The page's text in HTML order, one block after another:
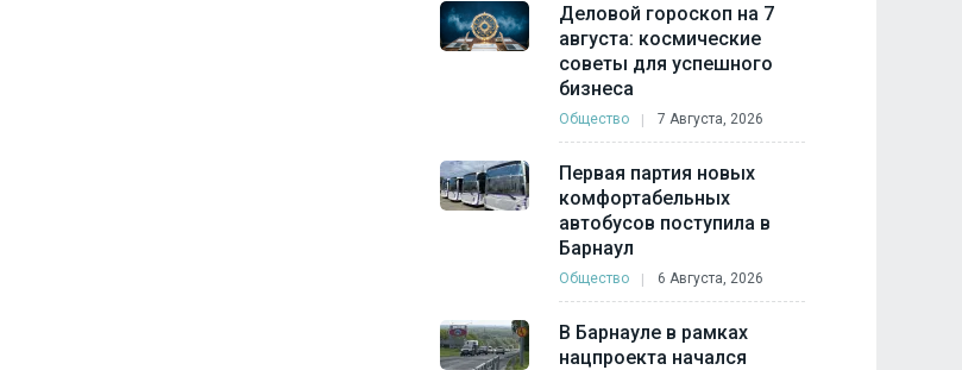
Деловой гороскоп на 7
августа: космические
советы для успешного
бизнеса
Общество 7 Августа, 2026
Первая партия новых
комфортабельных
автобусов поступила в
Барнаул
Общество 6 Августа, 2026
В Барнауле в рамках
нацпроекта начался